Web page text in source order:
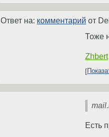
Ответ на: комментарий от
Тоже
Zhbert
Есть